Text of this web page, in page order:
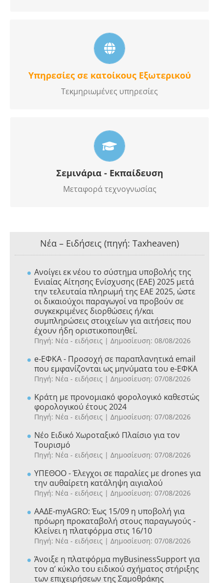
Υπηρεσίες σε κατοίκους Εξωτερικού
Τεκμηριωμένες υπηρεσίες
που εγγυώνται όλες σας τις υποθέσεις
Σεμινάρια - Εκπαίδευση
Μεταφορά τεχνογνωσίας
σε εξειδικευμένους τομείς
Νέα – Ειδήσεις (πηγή: Taxheaven)
Aνοίγει εκ νέου το σύστημα υποβολής της
Ενιαίας Αίτησης Ενίσχυσης (ΕΑΕ) 2025 μετά
την τελευταία πληρωμή της ΕΑΕ 2025, ώστε
οι δικαιούχοι παραγωγοί να προβούν σε
συγκεκριμένες διορθώσεις ή/και
συμπληρώσεις στοιχείων για αιτήσεις που
έχουν ήδη οριστικοποιηθεί.
Πηγή: Νέα - ειδήσεις Δημοσίευση: 08/08/2026
e‑ΕΦΚΑ - Προσοχή σε παραπλανητικά email
που εμφανίζονται ως μηνύματα του e-ΕΦΚΑ
Πηγή: Νέα - ειδήσεις Δημοσίευση: 07/08/2026
Κράτη με προνομιακό φορολογικό καθεστώς
φορολογικού έτους 2024
Πηγή: Νέα - ειδήσεις Δημοσίευση: 07/08/2026
Νέο Ειδικό Χωροταξικό Πλαίσιο για τον
Τουρισμό
Πηγή: Νέα - ειδήσεις Δημοσίευση: 07/08/2026
ΥΠΕΘΟΟ - Έλεγχοι σε παραλίες με drones για
την αυθαίρετη κατάληψη αιγιαλού
Πηγή: Νέα - ειδήσεις Δημοσίευση: 07/08/2026
ΑΑΔΕ-myAGRO: Έως 15/09 η υποβολή για
πρόωρη προκαταβολή στους παραγωγούς -
Κλείνει η πλατφόρμα στις 16/10
Πηγή: Νέα - ειδήσεις Δημοσίευση: 07/08/2026
Άνοιξε η πλατφόρμα myBusinessSupport για
τον α’ κύκλο του ειδικού σχήματος στήριξης
των επιχειρήσεων της Σαμοθράκης